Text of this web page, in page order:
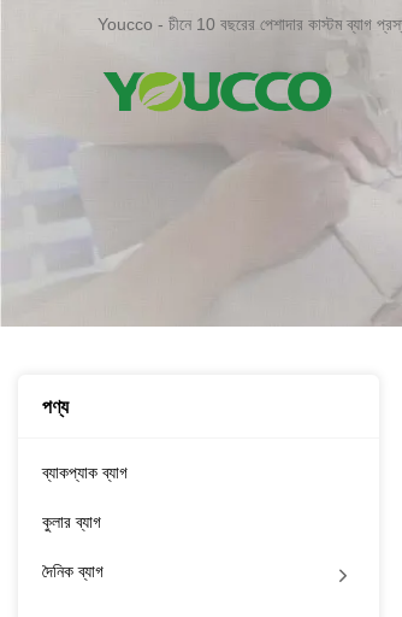
Youcco - চীনে 10 বছরের পেশাদার কাস্টম ব্যাগ
পণ্য
ব্যাকপ্যাক ব্যাগ
কুলার ব্যাগ
দৈনিক ব্যাগ